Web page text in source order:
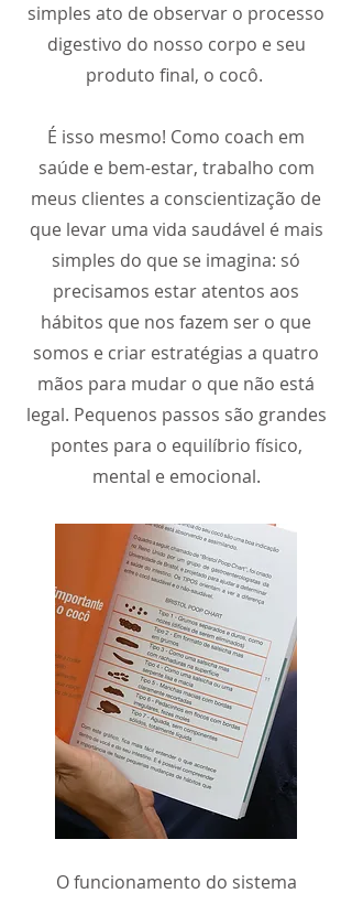
simples ato de observar o processo
digestivo do nosso corpo e seu
produto final, o cocô.
É isso mesmo! Como coach em
saúde e bem-estar, trabalho com
meus clientes a conscientização de
que levar uma vida saudável é mais
simples do que se imagina: só
precisamos estar atentos aos
hábitos que nos fazem ser o que
somos e criar estratégias a quatro
mãos para mudar o que não está
legal. Pequenos passos são grandes
pontes para o equilíbrio físico,
mental e emocional.
O funcionamento do sistema